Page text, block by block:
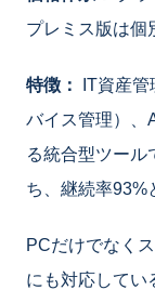
プレミス版は個
特徴：
IT資産
バイス管理）、
る統合型ツール
ち、継続率93%
PCだけでなく
にも対応してい